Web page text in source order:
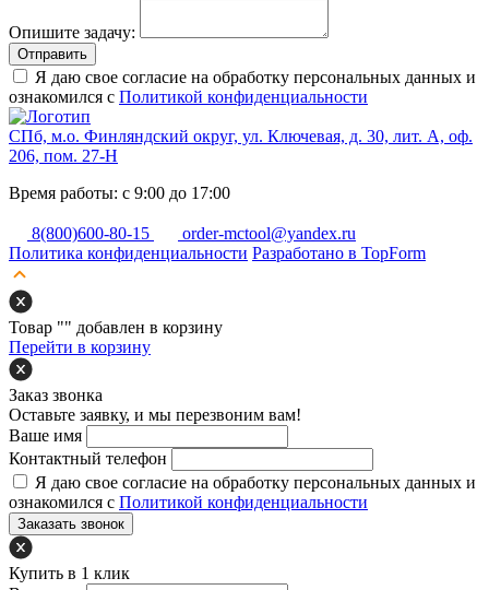
Опишите задачу:
Отправить
Я даю свое согласие на обработку персональных данных и
ознакомился с Политикой конфиденциальности
СПб, м.о. Финляндский округ, ул. Ключевая, д. 30, лит. А, оф.
206, пом. 27-Н
Время работы: с 9:00 до 17:00
8(800)600-80-15
order-mctool@yandex.ru
Политика конфиденциальности Разработано в TopForm
Товар "" добавлен в корзину
Перейти в корзину
Заказ звонка
Оставьте заявку, и мы перезвоним вам!
Ваше имя
Контактный телефон
Я даю свое согласие на обработку персональных данных и
ознакомился с Политикой конфиденциальности
Заказать звонок
Купить в 1 клик